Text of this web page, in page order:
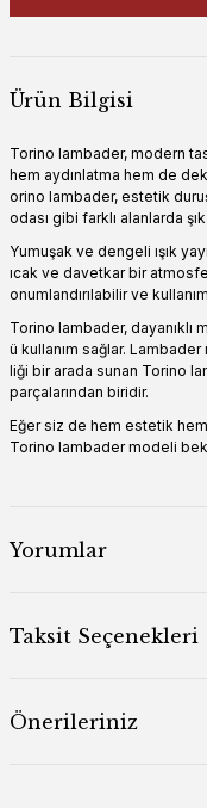
Ürün Bilgisi
Torino lambader, modern
hem aydınlatma hem de
orino lambader, estetik
odası gibi farklı alanlarda
Yumuşak ve dengeli ışık
ıcak ve davetkar bir
onumlandırılabilir ve
Torino lambader, dayanıklı
ü kullanım sağlar.
liği bir arada sunan Torino
parçalarından biridir.
Eğer siz de hem estetik hem
Torino lambader modeli
Yorumlar
Taksit Seçenekleri
Önerileriniz